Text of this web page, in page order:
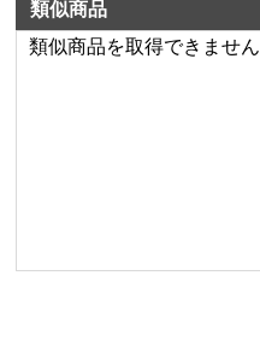
類似商品
類似商品を取得できません